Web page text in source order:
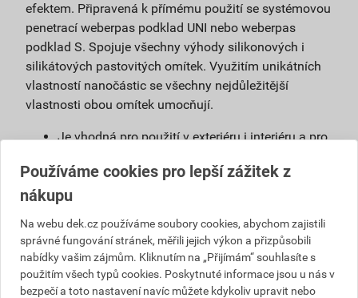
efektem. Připravená k přímému použití se systémovou
penetrací weberpas podklad UNI nebo weberpas
podklad S. Spojuje všechny výhody silikonových i
silikátových pastovitých omítek. Využitím unikátních
vlastností nanočástic se všechny nejdůležitější
vlastnosti obou omítek umocňují.
Je vhodná pro použití v exteriéru i interiéru a pro
na vlhké zdivo.
Použitím samočisticí omítky weberpas
fasády a podstatně snižují náklady na její
údržbu.
Díky velmi malému podílu organických částic
obsažených v omítce, vzniká na povrchu omítky
Používáme cookies pro lepší zážitek z
nákupu
Na webu dek.cz používáme soubory cookies, abychom zajistili
správné fungování stránek, měřili jejich výkon a přizpůsobili
nabídky vašim zájmům. Kliknutím na „Přijímám“ souhlasíte s
použitím všech typů cookies. Poskytnuté informace jsou u nás v
bezpečí a toto nastavení navíc můžete kdykoliv upravit nebo